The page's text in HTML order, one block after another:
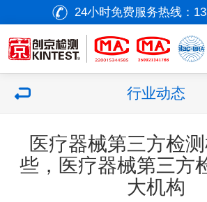
24小时免费服务热线：
行业动态
医疗器械第三方检
些，医疗器械第三方
大机构